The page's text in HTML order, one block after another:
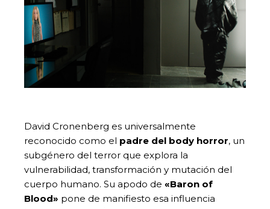
David Cronenberg es universalmente
reconocido como el padre del body horror, un
subgénero del terror que explora la
vulnerabilidad, transformación y mutación del
cuerpo humano. Su apodo de «Baron of
Blood» pone de manifiesto esa influencia